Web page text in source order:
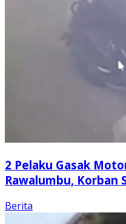
2 Pelaku Gasak
Rawalumbu, Korban
Berita